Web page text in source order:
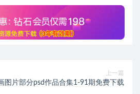
上一篇
图片部分psd作品合集1-91期免费下载